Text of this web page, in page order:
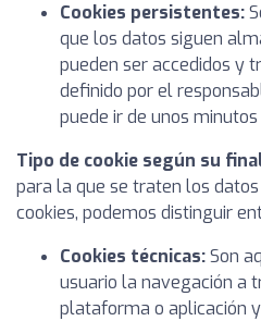
Cookies persistentes:
que los datos siguen
pueden ser accedidos y
definido por el
puede ir de unos
Tipo de cookie según su
para la que se traten los
cookies, podemos distinguir
Cookies técnicas:Son
usuario la navegación a
plataforma o aplicación